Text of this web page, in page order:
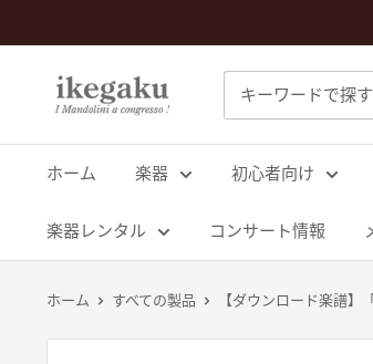
ン
ッ
Mandolin
&
Guitar
Shop
ホーム 楽器 初心者向け
楽器レンタル コンサート情報
ホーム すべての製品 【ダウンロード楽譜